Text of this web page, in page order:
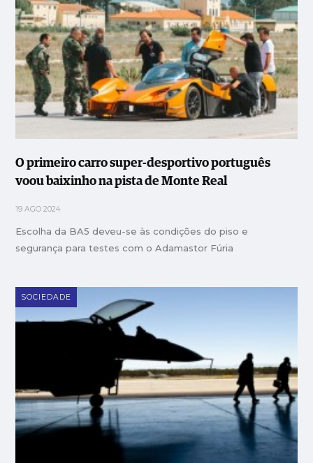
O primeiro carro super-desportivo português
voou baixinho na pista de Monte Real
19 AGO 2024
Escolha da BA5 deveu-se às condições do piso e
segurança para testes com o Adamastor Fúria
SOCIEDADE